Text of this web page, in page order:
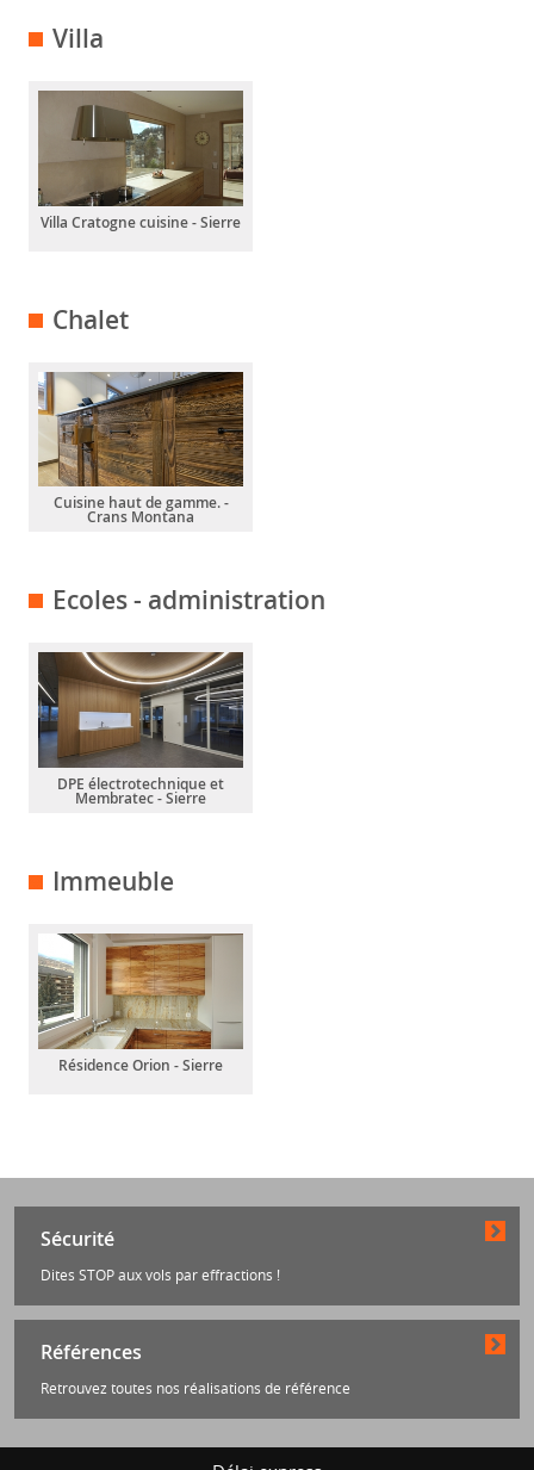
Villa
Villa Cratogne cuisine - Sierre
Chalet
Cuisine haut de gamme. -
Crans Montana
Ecoles - administration
DPE électrotechnique et
Membratec - Sierre
Immeuble
Résidence Orion - Sierre
Sécurité
Dites STOP aux vols par effractions !
Références
Retrouvez toutes nos réalisations de référence